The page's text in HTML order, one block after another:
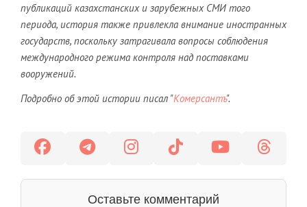
публикаций казахстанских и зарубежных СМИ того
периода, история также привлекла внимание иностранных
государств, поскольку затрагивала вопросы соблюдения
международного режима контроля над поставками
вооружений.
Подробно об этой истории писал "Комерсантъ".
Оставьте комментарий